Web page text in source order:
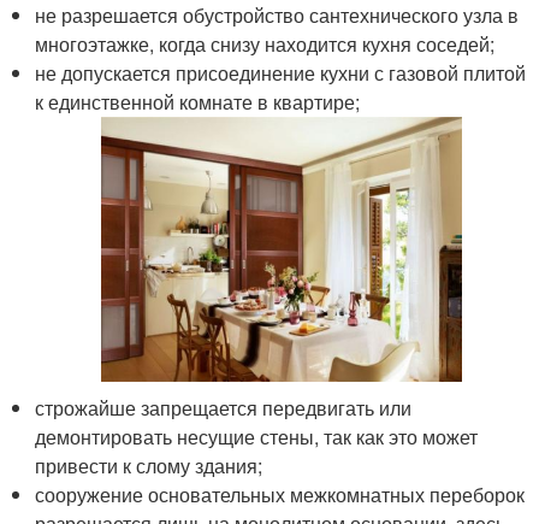
не разрешается обустройство сантехнического узла в
многоэтажке, когда снизу находится кухня соседей;
не допускается присоединение кухни с газовой плитой
к единственной комнате в квартире;
строжайше запрещается передвигать или
демонтировать несущие стены, так как это может
привести к слому здания;
сооружение основательных межкомнатных переборок